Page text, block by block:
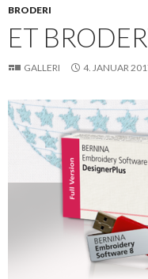
BRODERI
ET
GALLERI 4. JANUAR